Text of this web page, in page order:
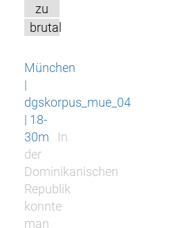
zu
brutal
München
|
dgskorpus_mue_04
| 18-
30m
In
der
Dominikanischen
Republik
konnte
man